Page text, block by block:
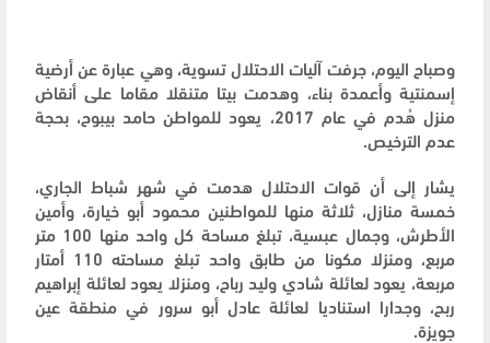
وصباح اليوم، جرفت آليات الاحتلال تسوية، وهي عبارة عن أرضية
إسمنتية وأعمدة بناء، وهدمت بيتا متنقلا مقاما على أنقاض
منزل هُدم في عام 2017، يعود للمواطن حامد بيبوح، بحجة
عدم الترخيص.
يشار إلى أن قوات الاحتلال هدمت في شهر شباط الجاري،
خمسة منازل، ثلاثة منها للمواطنين محمود أبو خيارة، وأمين
الأطرش، وجمال عبسية، تبلغ مساحة كل واحد منها 100 متر
مربع، ومنزلا مكونا من طابق واحد تبلغ مساحته 110 أمتار
مربعة، يعود لعائلة شادي وليد رباح، ومنزلا يعود لعائلة إبراهيم
ربح، وجدارا استناديا لعائلة عادل أبو سرور في منطقة عين
جويزة.